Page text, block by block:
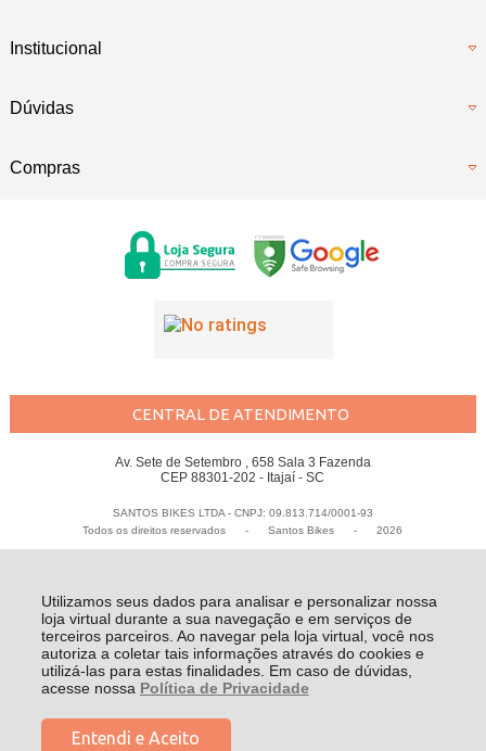
Utilizamos seus dados para analisar e personalizar nossa
loja virtual durante a sua navegação e em serviços de
terceiros parceiros. Ao navegar pela loja virtual, você nos
autoriza a coletar tais informações através do cookies e
utilizá-las para estas finalidades. Em caso de dúvidas,
acesse nossa Política de Privacidade
Entendi e Aceito
Institucional
Dúvidas
Compras
CENTRAL DE ATENDIMENTO
Av. Sete de Setembro , 658 Sala 3 Fazenda
CEP 88301-202 - Itajaí - SC
SANTOS BIKES LTDA - CNPJ: 09.813.714/0001-93
Todos os direitos reservados
- Santos Bikes - 2026